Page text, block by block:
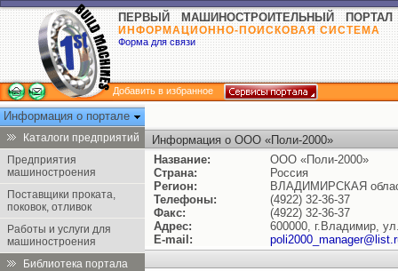
ПЕРВЫЙ МАШИНОСТРОИТЕЛЬНЫЙ ПОРТАЛ
ИНФОРМАЦИОННО-ПОИСКОВАЯ СИСТЕМА
Форма для связи
Добавить в избранное
Информация о портале
Каталоги предприятий
Предприятия
машиностроения
Поставщики проката,
поковок, отливок
Работы и услуги для
машиностроения
Библиотека портала
Информация о ООО «Поли-2000»
Название:
ООО «Поли-2000»
Страна:
Россия
Регион:
ВЛАДИМИРСКАЯ
Телефоны:
(4922) 32-36-37
Факс:
(4922) 32-36-37
Адрес:
600000, г.Владимир,
E-mail: